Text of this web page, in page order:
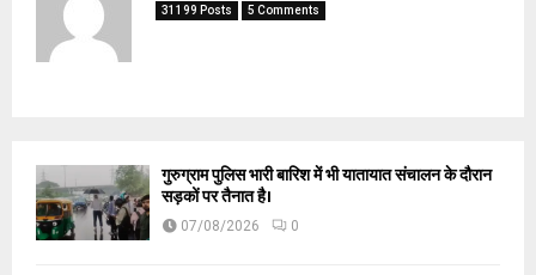
31199 Posts 5 Comments
गुरुग्राम पुलिस भारी बारिश में भी यातायात संचालन के दौरान
सड़कों पर तैनात है।
07/08/2026 0